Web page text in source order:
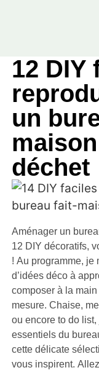
12 DIY
un
déchet
Aménager un
12 DIY décoratifs,
! Au programme, je
d’idées déco à
composer à la
mesure. Chaise,
ou encore to do
essentiels du
cette délicate
vous inspirent.